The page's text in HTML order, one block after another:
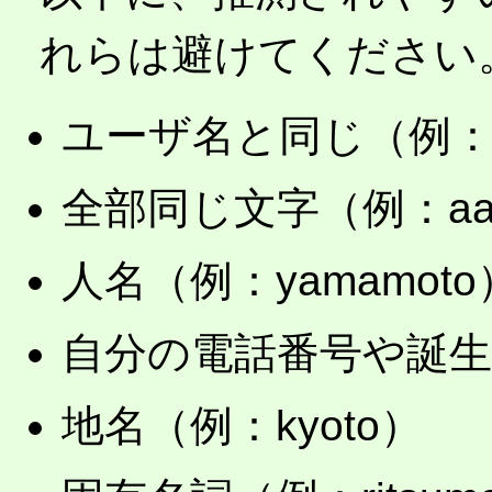
れらは避けてください
ユーザ名と同じ（例
全部同じ文字（例：
人名（例：yamamoto
自分の電話番号や誕
地名（例：kyoto）